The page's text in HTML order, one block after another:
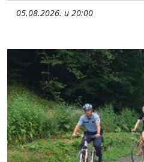
05.08.2026. u 20:00